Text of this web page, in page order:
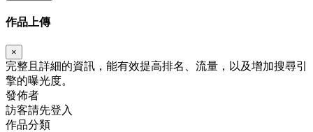
作品上傳
×
完整且詳細的資訊，能有效提高排名、流量，以及增加搜尋引
擎的曝光度。
發佈者
訪客請先登入
作品分類